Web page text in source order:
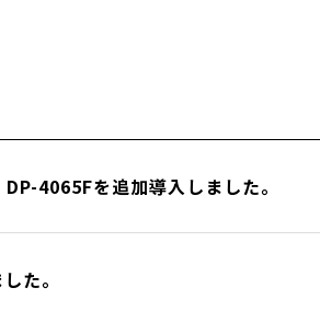
4065Fを追加導入しました。
た。